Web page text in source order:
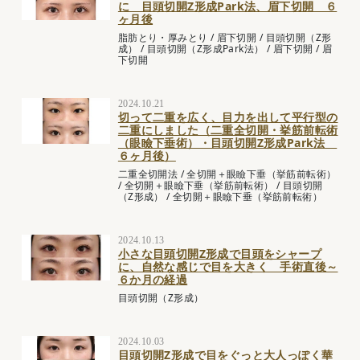
に 目頭切開Z形成Park法、眉下切開 ６
ヶ月後
脂肪とり・厚みとり / 眉下切開 / 目頭切開（Z形
成）
/ 目頭切開（Z形成Park法） / 眉下切開 / 眉
下切開
2024.10.21
切って二重を広く、目力を出して平行型の
二重にしました（二重全切開・挙筋前転術
（眼瞼下垂術）・目頭切開Z形成Park法
６ヶ月後）
二重全切開法 /全切開＋眼瞼下垂（挙筋前転術）
/全切開＋眼瞼下垂（挙筋前転術） / 目頭切開
（Z形成）
/全切開＋眼瞼下垂（挙筋前転術）
2024.10.13
小さな目頭切開Z形成で目頭をシャープ
に、自然な感じで目を大きく 手術直後～
６か月の経過
目頭切開（Z形成）
2024.10.03
目頭切開Z形成で目をぐっと大人っぽく華